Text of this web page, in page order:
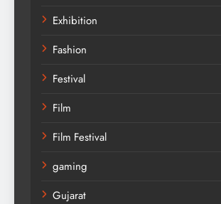
Exhibition
Fashion
Festival
Film
Film Festival
gaming
Gujarat